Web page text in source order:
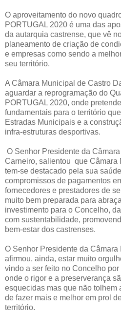
O aproveitamento do novo
PORTUGAL 2020 é uma das
da autarquia castrense, que vê
planeamento de criação de
e empresas como sendo a
seu território.
A Câmara Municipal de Castro
aguardar a reprogramação do
PORTUGAL 2020, onde
fundamentais para o território
Estradas Municipais e a
infra-estruturas desportivas.
O Senhor Presidente da
Carneiro, salientou que Câmara
tem-se destacado pela sua
compromissos de pagamentos
fornecedores e prestadores de
muito bem preparada para
investimento para o Concelho,
com sustentabilidade,
bem-estar dos castrenses.
O Senhor Presidente da
afirmou, ainda, estar muito
vindo a ser feito no Concelho
onde o rigor e a preserverança
esquecidas mas que não tolhem
de fazer mais e melhor em prol
território.